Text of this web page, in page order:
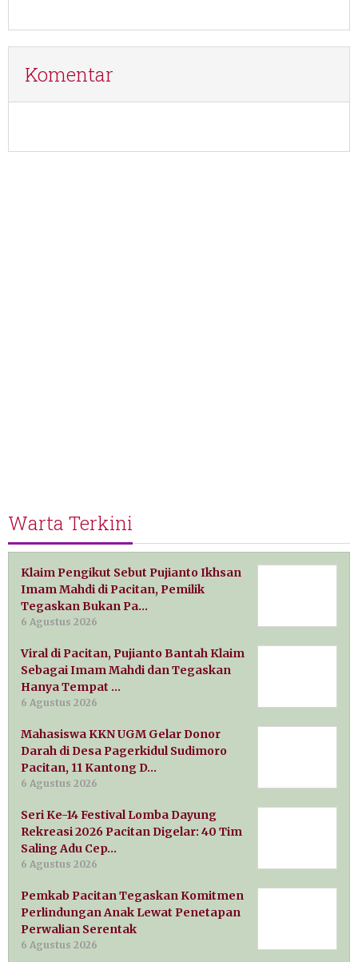
Komentar
Warta Terkini
Klaim Pengikut Sebut Pujianto Ikhsan
Imam Mahdi di Pacitan, Pemilik
Tegaskan Bukan Pa…
6 Agustus 2026
Viral di Pacitan, Pujianto Bantah Klaim
Sebagai Imam Mahdi dan Tegaskan
Hanya Tempat …
6 Agustus 2026
Mahasiswa KKN UGM Gelar Donor
Darah di Desa Pagerkidul Sudimoro
Pacitan, 11 Kantong D…
6 Agustus 2026
Seri Ke-14 Festival Lomba Dayung
Rekreasi 2026 Pacitan Digelar: 40 Tim
Saling Adu Cep…
6 Agustus 2026
Pemkab Pacitan Tegaskan Komitmen
Perlindungan Anak Lewat Penetapan
Perwalian Serentak
6 Agustus 2026